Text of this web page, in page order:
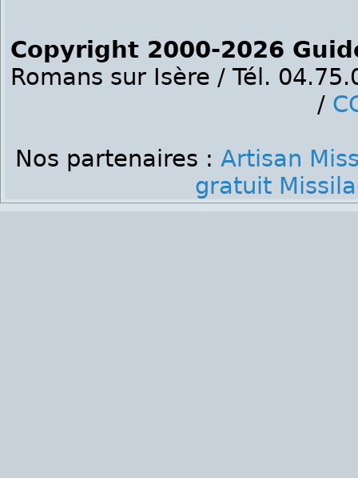
Copyright 2000-2026
Romans sur Isère / Tél.
/
Nos partenaires : Artisan
gratuit